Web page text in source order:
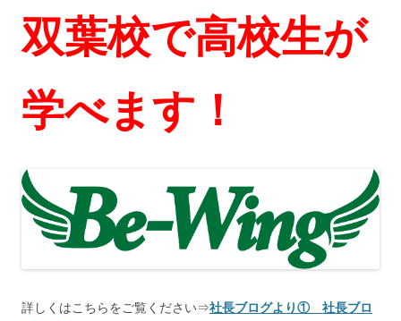
双葉校で高校生が
学べます！
詳しくはこちらをご覧ください⇒社長ブログより①
社長ブロ